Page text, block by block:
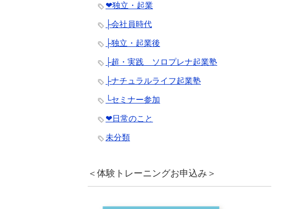
❤︎独立・起業
├会社員時代
├独立・起業後
├超・実践 ソロプレナ起業塾
├ナチュラルライフ起業塾
└セミナー参加
❤︎日常のこと
未分類
＜体験トレーニングお申込み＞